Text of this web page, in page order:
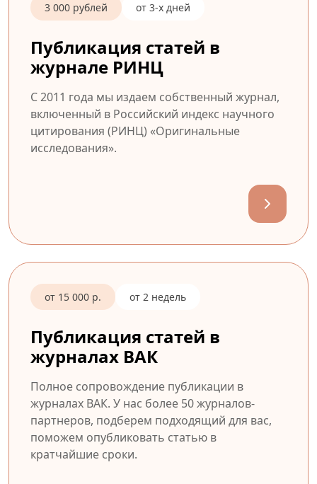
3 000 рублей от 3-х дней
Публикация статей в
журнале РИНЦ
С 2011 года мы издаем собственный журнал,
включенный в Российский индекс научного
цитирования (РИНЦ) «Оригинальные
исследования».
от 15 000 р. от 2 недель
Публикация статей в
журналах ВАК
Полное сопровождение публикации в
журналах ВАК. У нас более 50 журналов-
партнеров, подберем подходящий для вас,
поможем опубликовать статью в
кратчайшие сроки.